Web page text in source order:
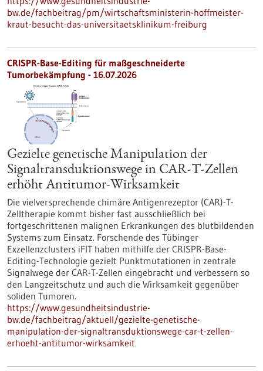
bw.de/fachbeitrag/pm/wirtschaftsministerin-hoffmeister-
kraut-besucht-das-universitaetsklinikum-freiburg
CRISPR-Base-Editing für maßgeschneiderte
Tumorbekämpfung - 16.07.2026
Gezielte genetische Manipulation der
Signaltransduktionswege in CAR-T-Zellen
erhöht Antitumor-Wirksamkeit
Die vielversprechende chimäre Antigenrezeptor (CAR)-T-
Zelltherapie kommt bisher fast ausschließlich bei
fortgeschrittenen malignen Erkrankungen des blutbildenden
Systems zum Einsatz. Forschende des Tübinger
Exzellenzclusters iFIT haben mithilfe der CRISPR-Base-
Editing-Technologie gezielt Punktmutationen in zentrale
Signalwege der CAR-T-Zellen eingebracht und verbessern so
den Langzeitschutz und auch die Wirksamkeit gegenüber
soliden Tumoren.
https://www.gesundheitsindustrie-
bw.de/fachbeitrag/aktuell/gezielte-genetische-
manipulation-der-signaltransduktionswege-car-t-zellen-
erhoeht-antitumor-wirksamkeit